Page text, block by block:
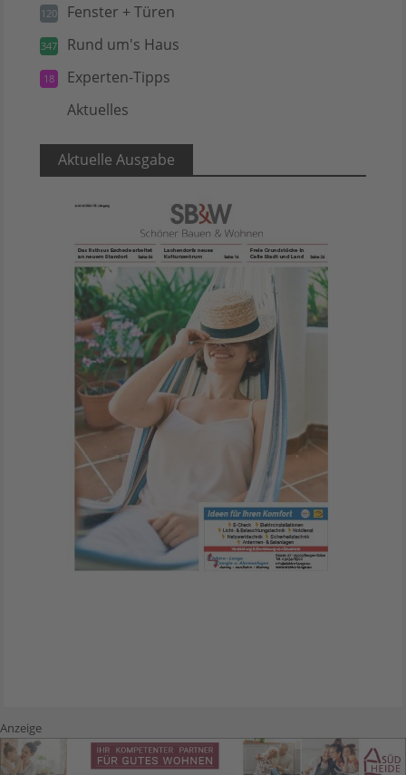
120 Fenster + Türen
347 Rund um's Haus
18 Experten-Tipps
Aktuelles
Aktuelle Ausgabe
Anzeige